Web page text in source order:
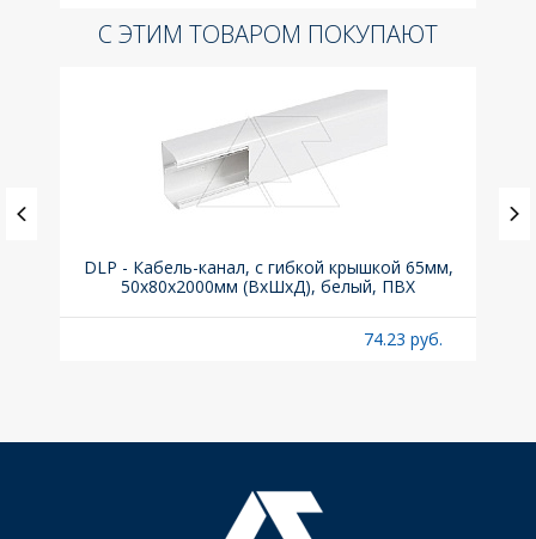
С ЭТИМ ТОВАРОМ ПОКУПАЮТ
DLP - Кабель-канал, с гибкой крышкой 65мм,
50x80х2000мм (ВхШхД), белый, ПВХ
74.23 руб.